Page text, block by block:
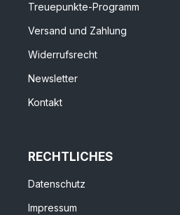
Treuepunkte-Programm
Versand und Zahlung
Widerrufsrecht
Newsletter
Kontakt
RECHTLICHES
Datenschutz
Impressum